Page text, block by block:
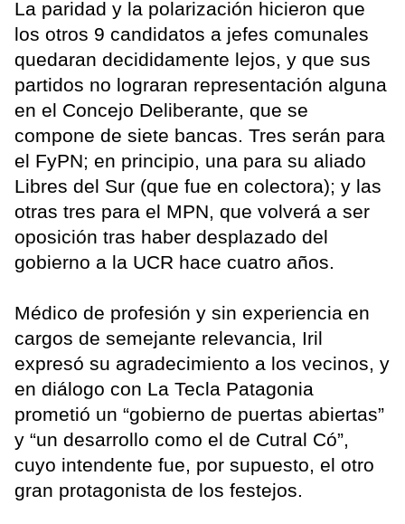
La paridad y la polarización hicieron que
los otros 9 candidatos a jefes comunales
quedaran decididamente lejos, y que sus
partidos no lograran representación alguna
en el Concejo Deliberante, que se
compone de siete bancas. Tres serán para
el FyPN; en principio, una para su aliado
Libres del Sur (que fue en colectora); y las
otras tres para el MPN, que volverá a ser
oposición tras haber desplazado del
gobierno a la UCR hace cuatro años.
Médico de profesión y sin experiencia en
cargos de semejante relevancia, Iril
expresó su agradecimiento a los vecinos, y
en diálogo con La Tecla Patagonia
prometió un “gobierno de puertas abiertas”
y “un desarrollo como el de Cutral Có”,
cuyo intendente fue, por supuesto, el otro
gran protagonista de los festejos.